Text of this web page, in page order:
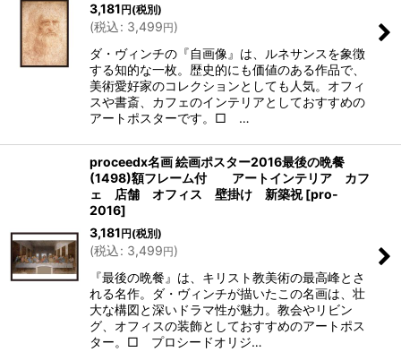
3,181円(税別)
(税込: 3,499円)
ダ・ヴィンチの『自画像』は、ルネサンスを象徴
する知的な一枚。歴史的にも価値のある作品で、
美術愛好家のコレクションとしても人気。オフィ
スや書斎、カフェのインテリアとしておすすめの
アートポスターです。□ …
proceedx名画 絵画ポスター2016最後の晩餐
(1498)額フレーム付 アートインテリア カフ
ェ 店舗 オフィス 壁掛け 新築祝 [pro-
2016]
3,181円(税別)
(税込: 3,499円)
『最後の晩餐』は、キリスト教美術の最高峰とさ
れる名作。ダ・ヴィンチが描いたこの名画は、壮
大な構図と深いドラマ性が魅力。教会やリビン
グ、オフィスの装飾としておすすめのアートポス
ター。□ プロシードオリジ…